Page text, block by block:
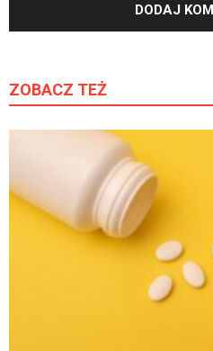
ZOBACZ TEŻ